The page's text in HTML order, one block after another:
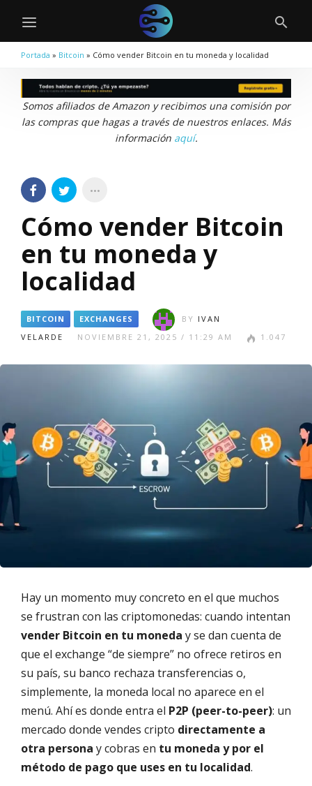
Portada » Bitcoin » Cómo vender Bitcoin en tu moneda y localidad
Somos afiliados de Amazon y recibimos una comisión por
las compras que hagas a través de nuestros enlaces. Más
información aquí.
Cómo vender Bitcoin
en tu moneda y
localidad
BITCOIN EXCHANGES BY IVAN
VELARDE
NOVIEMBRE 21, 2025 / 11:29 AM 1.047
Hay un momento muy concreto en el que muchos
se frustran con las criptomonedas: cuando intentan
vender Bitcoin en tu moneda y se dan cuenta de
que el exchange “de siempre” no ofrece retiros en
su país, su banco rechaza transferencias o,
simplemente, la moneda local no aparece en el
menú. Ahí es donde entra el P2P (peer-to-peer): un
mercado donde vendes cripto directamente a
otra persona y cobras en tu moneda y por el
método de pago que uses en tu localidad.